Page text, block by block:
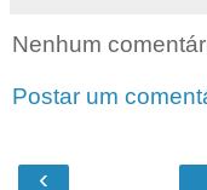
Nenhum
Postar um
‹